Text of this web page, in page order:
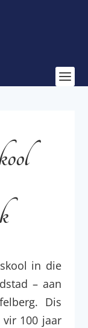
in die
– aan
Dis
vir 100 jaar